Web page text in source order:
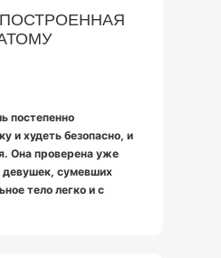
постепенно
и худеть безопасно, и
Она проверена уже
девушек, сумевших
тело легко и с